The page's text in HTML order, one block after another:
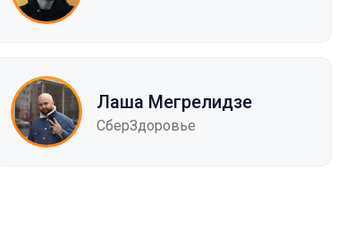
Лаша Мегрелидзе
СберЗдоровье